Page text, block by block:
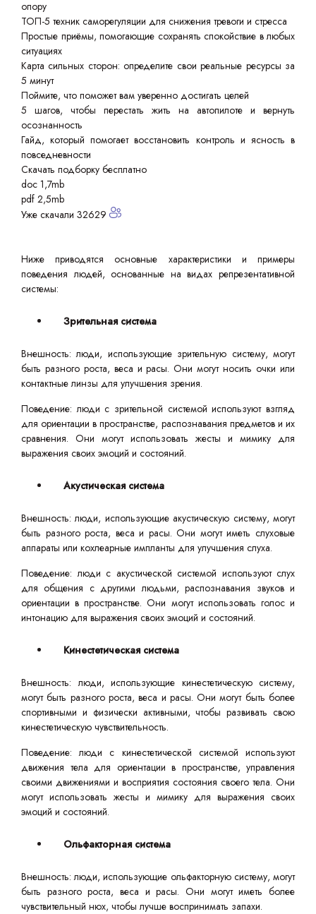
опору
ТОП-5 техник саморегуляции для снижения тревоги и стресса
Простые приёмы, помогающие сохранять спокойствие в любых
ситуациях
Карта сильных сторон: определите свои реальные ресурсы за
5 минут
Поймите, что поможет вам уверенно достигать целей
5 шагов, чтобы перестать жить на автопилоте и вернуть
осознанность
Гайд, который помогает восстановить контроль и ясность в
повседневности
Скачать подборку бесплатно
doc 1,7mb
pdf 2,5mb
Уже скачали 32629
Ниже приводятся основные характеристики и примеры
поведения людей, основанные на видах репрезентативной
системы:
Зрительная система
Внешность: люди, использующие зрительную систему, могут
быть разного роста, веса и расы. Они могут носить очки или
контактные линзы для улучшения зрения.
Поведение: люди с зрительной системой используют взгляд
для ориентации в пространстве, распознавания предметов и их
сравнения. Они могут использовать жесты и мимику для
выражения своих эмоций и состояний.
Акустическая система
Внешность: люди, использующие акустическую систему, могут
быть разного роста, веса и расы. Они могут иметь слуховые
аппараты или кохлеарные импланты для улучшения слуха.
Поведение: люди с акустической системой используют слух
для общения с другими людьми, распознавания звуков и
ориентации в пространстве. Они могут использовать голос и
интонацию для выражения своих эмоций и состояний.
Кинестетическая система
Внешность: люди, использующие кинестетическую систему,
могут быть разного роста, веса и расы. Они могут быть более
спортивными и физически активными, чтобы развивать свою
кинестетическую чувствительность.
Поведение: люди с кинестетической системой используют
движения тела для ориентации в пространстве, управления
своими движениями и восприятия состояния своего тела. Они
могут использовать жесты и мимику для выражения своих
эмоций и состояний.
Ольфакторная система
Внешность: люди, использующие ольфакторную систему, могут
быть разного роста, веса и расы. Они могут иметь более
чувствительный нюх, чтобы лучше воспринимать запахи.